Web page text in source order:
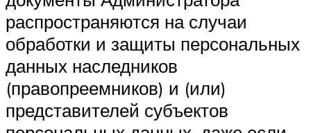
распространяются на случаи
обработки и защиты персональных
данных наследников
(правопреемников) и (или)
представителей субъектов